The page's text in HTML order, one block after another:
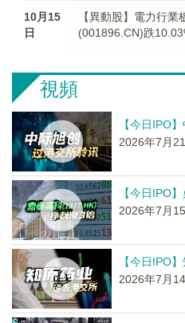
10月15
日
【異動股】電力行
(001896.CN)跌
視頻
【今日IPO
2026年7月
【今日IPO
2026年7月
【今日IPO
2026年7月